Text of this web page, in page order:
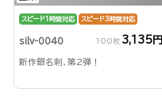
スピード1時間対応 スピード3時間対応
silv-0040 100枚 3,135円
新作銀名刺、第2弾！